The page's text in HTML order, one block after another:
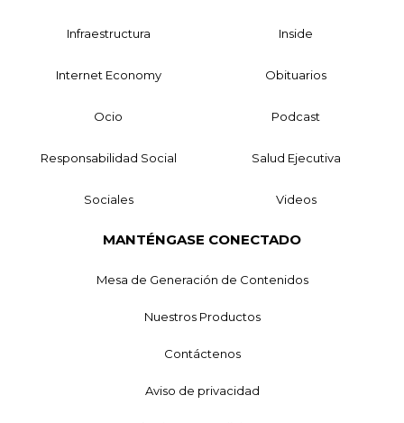
Infraestructura Inside
Internet Economy Obituarios
Ocio Podcast
Responsabilidad Social Salud Ejecutiva
Sociales Videos
MANTÉNGASE CONECTADO
Mesa de Generación de Contenidos
Nuestros Productos
Contáctenos
Aviso de privacidad